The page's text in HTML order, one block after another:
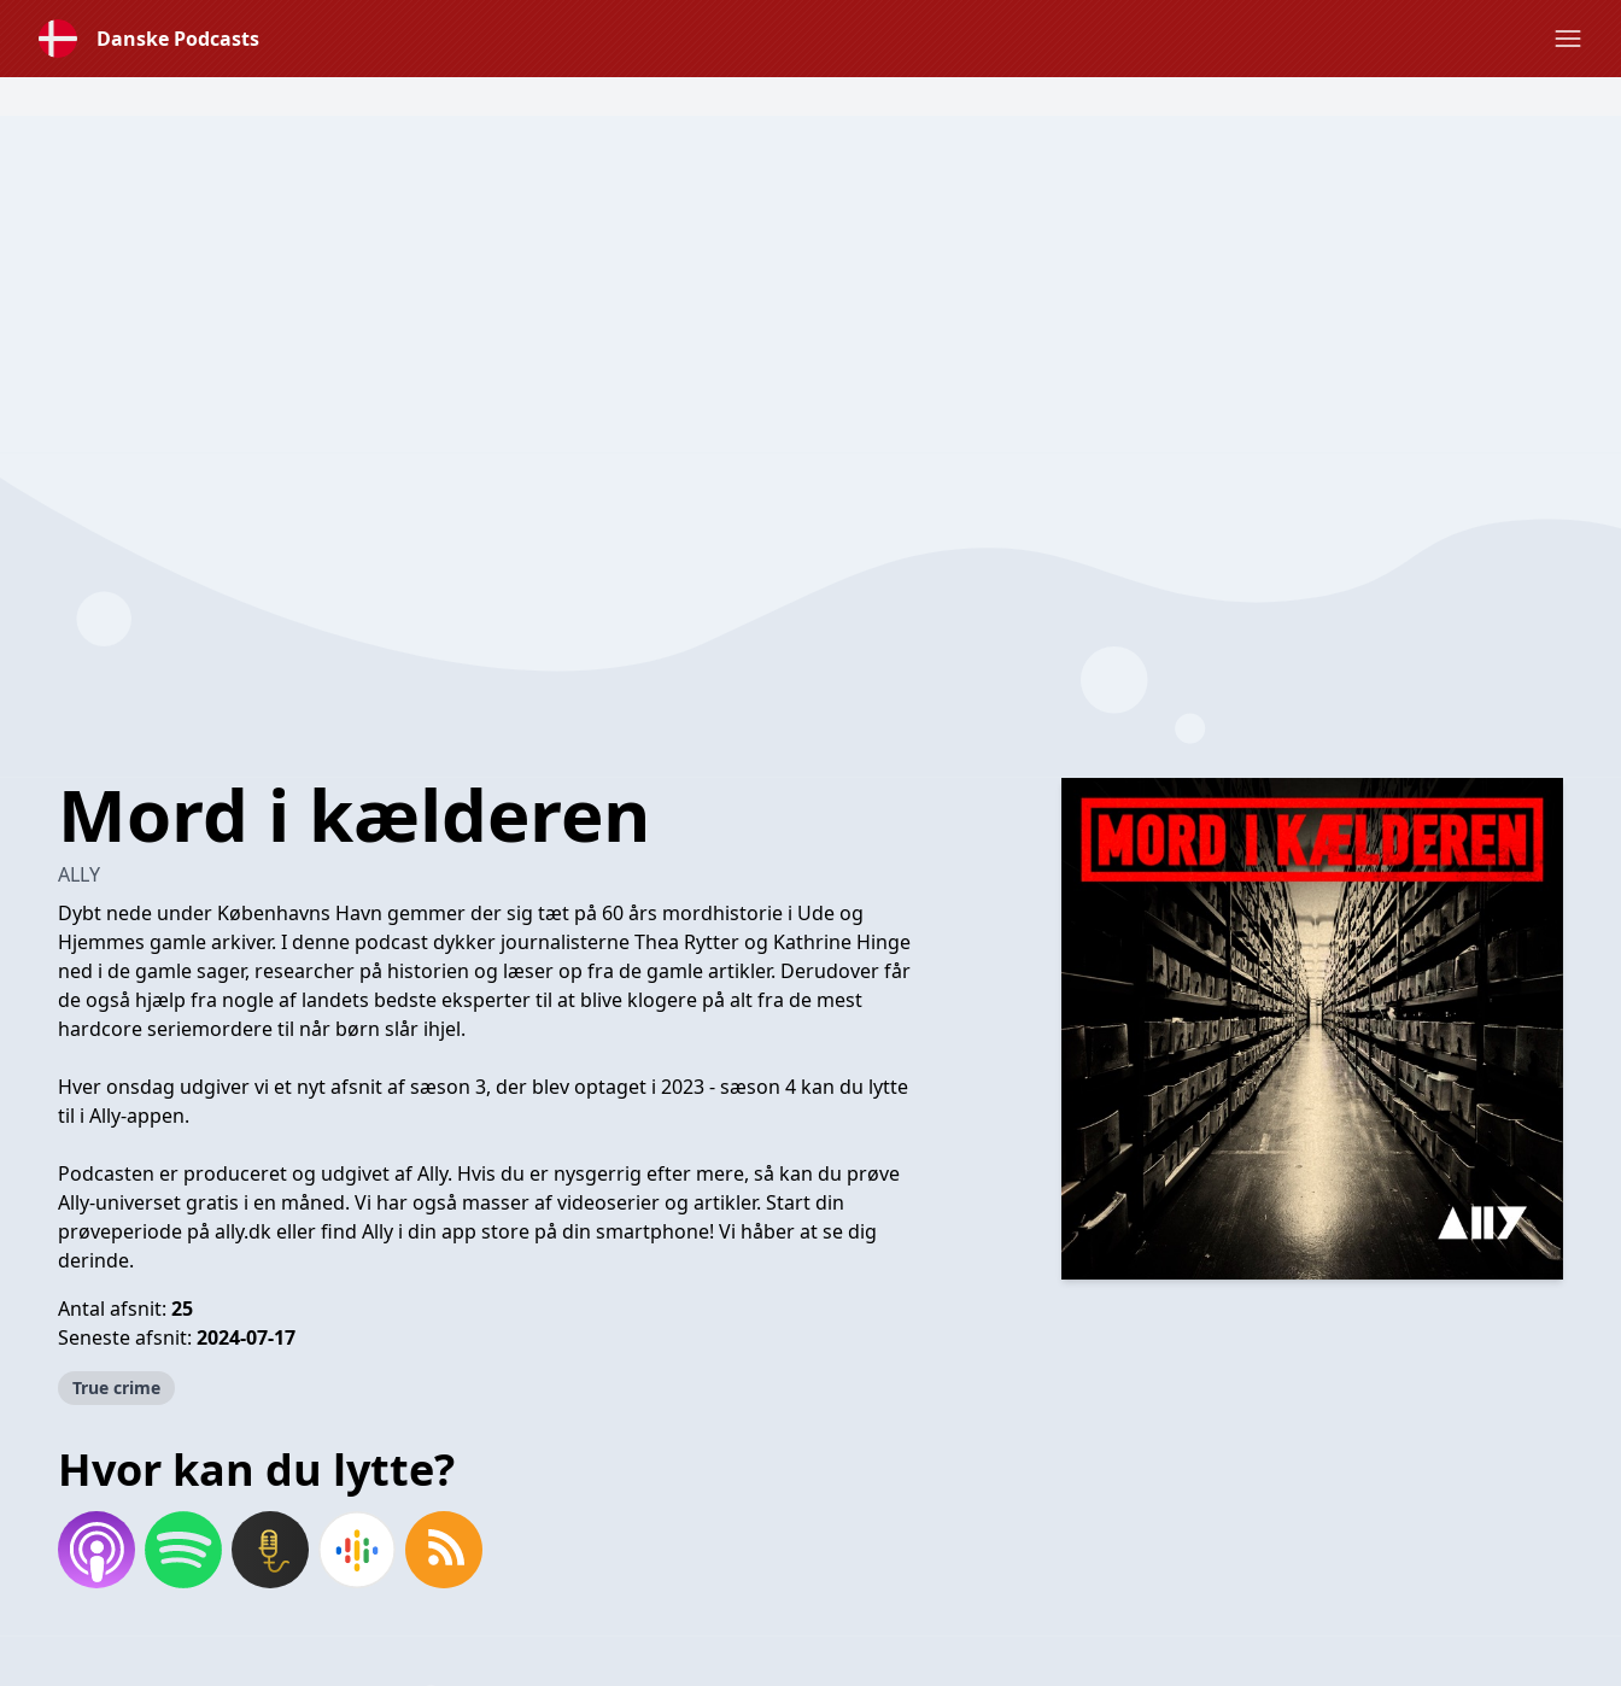
Danske Podcasts
Mord i kælderen
ALLY
Dybt nede under Københavns Havn gemmer der sig tæt på 60 års mordhistorie i Ude og
Hjemmes gamle arkiver. I denne podcast dykker journalisterne Thea Rytter og Kathrine Hinge
ned i de gamle sager, researcher på historien og læser op fra de gamle artikler. Derudover får
de også hjælp fra nogle af landets bedste eksperter til at blive klogere på alt fra de mest
hardcore seriemordere til når børn slår ihjel.
Hver onsdag udgiver vi et nyt afsnit af sæson 3, der blev optaget i 2023 - sæson 4 kan du lytte
til i Ally-appen.
Podcasten er produceret og udgivet af Ally. Hvis du er nysgerrig efter mere, så kan du prøve
Ally-universet gratis i en måned. Vi har også masser af videoserier og artikler. Start din
prøveperiode på ally.dk eller find Ally i din app store på din smartphone! Vi håber at se dig
derinde.
Antal afsnit: 25
Seneste afsnit: 2024-07-17
True crime
Hvor kan du lytte?